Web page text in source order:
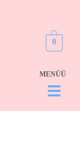
0